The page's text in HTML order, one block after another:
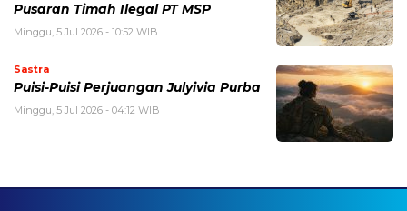
Pusaran Timah Ilegal PT MSP
Minggu, 5 Jul 2026 - 10:52 WIB
Sastra
Puisi-Puisi Perjuangan Julyivia Purba
Minggu, 5 Jul 2026 - 04:12 WIB